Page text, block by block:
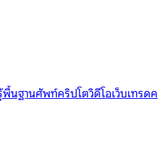
พื้นฐานศัพท์คริปโตวิดีโอเว็บเทรดค